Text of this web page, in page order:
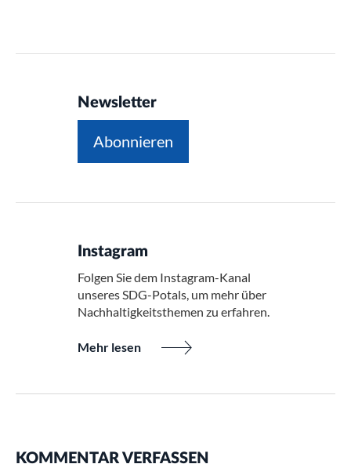
Newsletter
Abonnieren
Instagram
Folgen Sie dem Instagram-Kanal
unseres SDG-Potals, um mehr über
Nachhaltigkeitsthemen zu erfahren.
Mehr lesen
KOMMENTAR VERFASSEN